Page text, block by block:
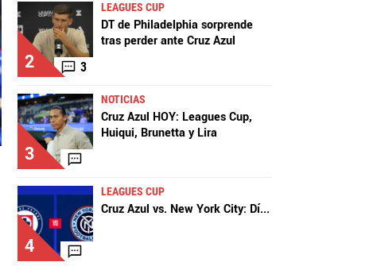
2 3
LEAGUES CUP
DT de Philadelphia sorprende
tras perder ante Cruz Azul
3
NOTICIAS
Cruz Azul HOY: Leagues Cup,
Huiqui, Brunetta y Lira
4
LEAGUES CUP
Cruz Azul vs. New York City: Dí...